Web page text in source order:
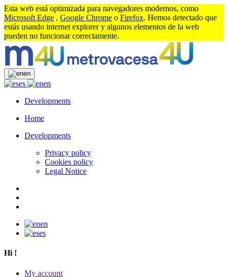
Esta web está optimizada para navegadores modernos, como
Microsoft Edge , Google Chrome o Firefox. Hemos detectado que
estás usando internet explorer y algunos elementos de la web
pueden no funcionar correctamente.
en
es
en
Developments
Home
Developments
Privacy policy
Cookies policy
Legal Notice
en
es
Hi !
My account